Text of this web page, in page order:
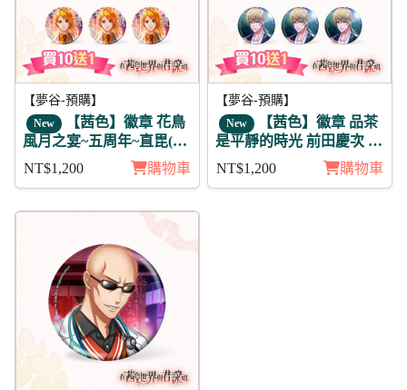
【夢谷-預購】
New 【茜色】徽章 花鳥
風月之宴~五周年~直毘(月
魄)11入
NT$1,200 購物車
【夢谷-預購】
New 【茜色】徽章 品茶
是平靜的時光 前田慶次 11
NT$1,200 購物車